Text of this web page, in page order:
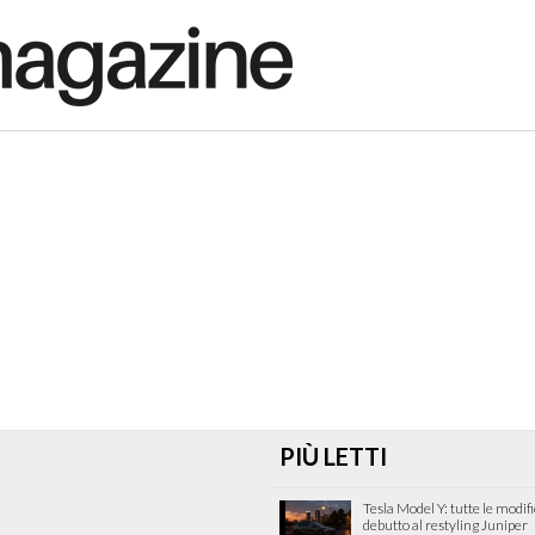
PIÙ LETTI
Tesla Model Y: tutte le
debutto al restyling Juniper